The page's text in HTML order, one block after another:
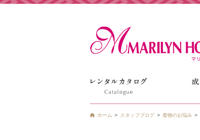
ホーム スタッフブログ 着物のお悩み